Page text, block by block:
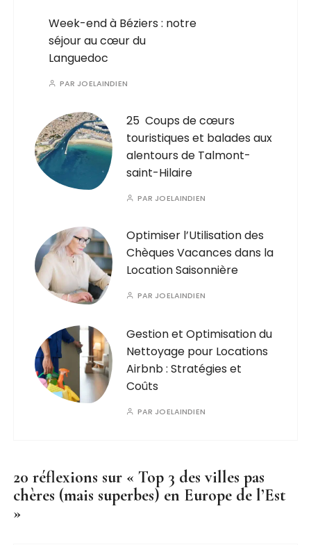
Week-end à Béziers : notre
séjour au cœur du
Languedoc
PAR JOELAINDIEN
25 Coups de cœurs
touristiques et balades aux
alentours de Talmont-
saint-Hilaire
PAR JOELAINDIEN
Optimiser l’Utilisation des
Chèques Vacances dans la
Location Saisonnière
PAR JOELAINDIEN
Gestion et Optimisation du
Nettoyage pour Locations
Airbnb : Stratégies et
Coûts
PAR JOELAINDIEN
20 réflexions sur «Top 3 des villes pas
chères (mais superbes) en Europe de l’Est
»